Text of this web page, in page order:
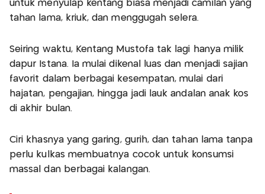
untuk menyulap kentang biasa menjadi camilan yang
tahan lama, kriuk, dan menggugah selera.
Seiring waktu, Kentang Mustofa tak lagi hanya milik
dapur Istana. Ia mulai dikenal luas dan menjadi sajian
favorit dalam berbagai kesempatan, mulai dari
hajatan, pengajian, hingga jadi lauk andalan anak kos
di akhir bulan.
Ciri khasnya yang garing, gurih, dan tahan lama tanpa
perlu kulkas membuatnya cocok untuk konsumsi
massal dan berbagai kalangan.